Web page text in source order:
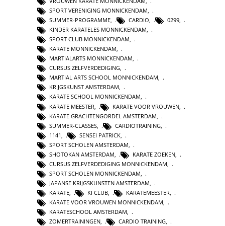
SPORT VERENIGING MONNICKENDAM
SUMMER-PROGRAMME
CARDIO 0299
KINDER KARATELES MONNICKENDAM,
SPORT CLUB MONNICKENDAM,
KARATE MONNICKENDAM,
MARTIALARTS MONNICKENDAM,
CURSUS ZELFVERDEDIGING,
MARTIAL ARTS SCHOOL MONNICKENDAM,
KRIJGSKUNST AMSTERDAM,
KARATE SCHOOL MONNICKENDAM,
KARATE MEESTER
KARATE VOOR VROUWEN
KARATE GRACHTENGORDEL AMSTERDAM
SUMMER-CLASSES
CARDIOTRAINING
1141
SENSEI PATRICK
SPORT SCHOLEN AMSTERDAM
SHOTOKAN AMSTERDAM
KARATE ZOEKEN
CURSUS ZELFVERDEDIGING MONNICKENDAM
SPORT SCHOLEN MONNICKENDAM
JAPANSE KRIJGSKUNSTEN AMSTERDAM,
KARATE, KI CLUB, KARATEMEESTER,
KARATE VOOR VROUWEN MONNICKENDAM,
KARATESCHOOL AMSTERDAM,
ZOMERTRAININGEN, CARDIO TRAINING,